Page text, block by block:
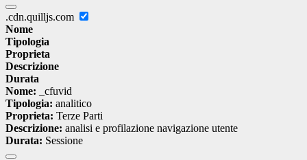
.cdn.quilljs.com
Nome
Tipologia
Proprieta
Descrizione
Durata
Nome: _cfuvid
Tipologia: analitico
Proprieta: Terze Parti
Descrizione: analisi e profilazione navigazione utente
Durata: Sessione